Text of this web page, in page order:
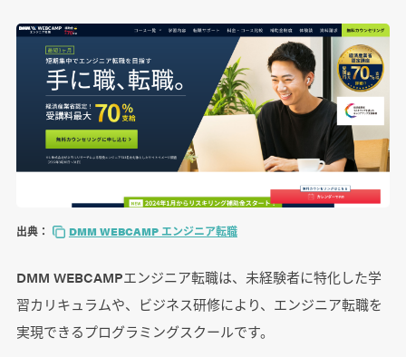
出典： DMM WEBCAMP エンジニア転職
DMM WEBCAMPエンジニア転職は、未経験者に特化した学
習カリキュラムや、ビジネス研修により、エンジニア転職を
実現できるプログラミングスクールです。